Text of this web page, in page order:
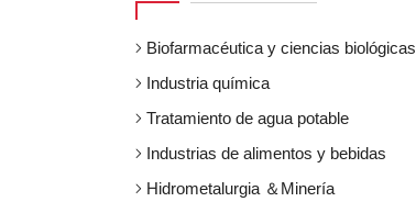
Biofarmacéutica y ciencias biológicas
Industria química
Tratamiento de agua potable
Industrias de alimentos y bebidas
Hidrometalurgia ＆Minería